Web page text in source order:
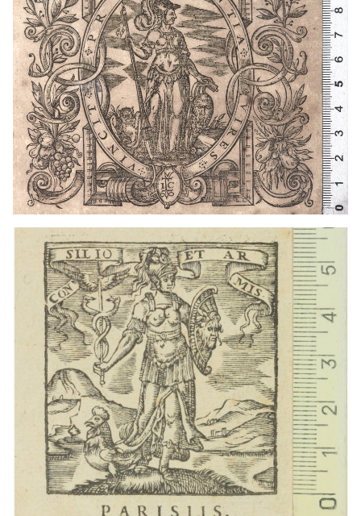
1606? - 1652 París (Francia)
1606? - 1652 París (Francia)